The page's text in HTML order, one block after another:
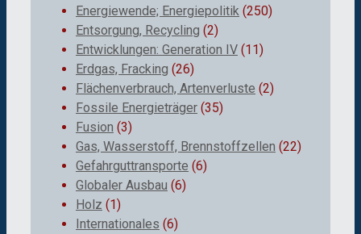
Energiewende; Energiepolitik (250)
Entsorgung, Recycling (2)
Entwicklungen: Generation IV (11)
Erdgas, Fracking (26)
Flächenverbrauch, Artenverluste (2)
Fossile Energieträger (35)
Fusion (3)
Gas, Wasserstoff, Brennstoffzellen (22)
Gefahrguttransporte (6)
Globaler Ausbau (6)
Holz (1)
Internationales (6)